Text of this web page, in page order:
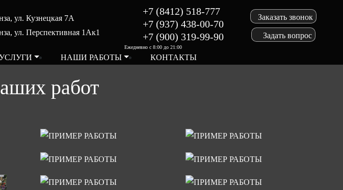
ул. Кузнецкая 7А
ул. Перспективная 1Ак1
+7 (8412) 518-777
+7 (937) 438-00-70
+7 (900) 319-99-90
Ежедневно с 8:00 до 21:00
Заказать звонок
Задать вопрос
НАШИ РАБОТЫ КОНТАКТЫ
работ